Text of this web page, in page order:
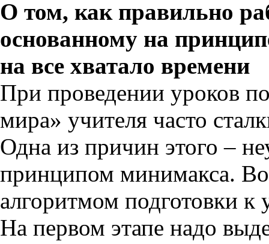
О том, как правильно
основанному на
на все хватало времени
При проведении уроков
мира» учителя часто
Одна из причин этого –
принципом минимакса.
алгоритмом подготовки к
На первом этапе надо